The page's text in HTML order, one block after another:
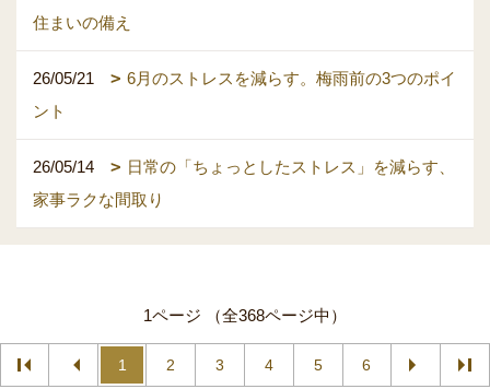
住まいの備え
26/05/21
6月のストレスを減らす。梅雨前の3つのポイ
ント
26/05/14
日常の「ちょっとしたストレス」を減らす、
家事ラクな間取り
1ページ （全368ページ中）
1 2 3 4 5 6